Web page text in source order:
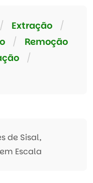
/ Extração
/
/
Remoção
/
de Sisal,
Escala